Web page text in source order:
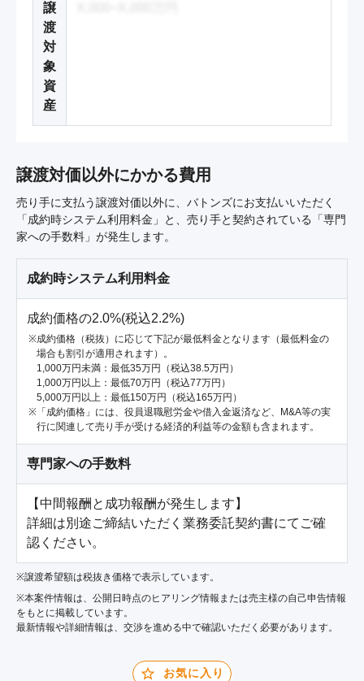
譲
渡
対
象
資
産
譲渡対価以外にかかる費用
売り手に支払う譲渡対価以外に、バトンズにお支払いいただく
「成約時システム利用料金」と、売り手と契約されている「専門
家への手数料」が発生します。
成約時システム利用料金
成約価格の2.0%(税込2.2%)
成約価格（税抜）に応じて下記が最低料金となります（最低料金の
場合も割引が適用されます）。
1,000万円未満：最低35万円（税込38.5万円）
1,000万円以上：最低70万円（税込77万円）
5,000万円以上：最低150万円（税込165万円）
「成約価格」には、役員退職慰労金や借入金返済など、M&A等の実
行に関連して売り手が受ける経済的利益等の金額も含まれます。
専門家への手数料
【中間報酬と成功報酬が発生します】
詳細は別途ご締結いただく業務委託契約書にてご確
認ください。
※譲渡希望額は税抜き価格で表示しています。
※本案件情報は、公開日時点のヒアリング情報または売主様の自己申告情報
をもとに掲載しています。
最新情報や詳細情報は、交渉を進める中で確認いただく必要があります。
お気に入り